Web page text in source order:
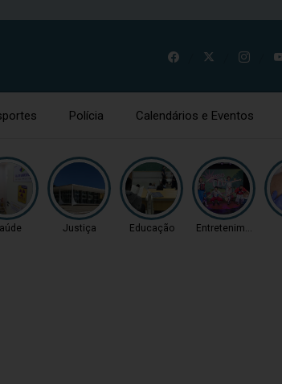
Polícia Calendários e Eventos
Justiça Educação Entretenimento